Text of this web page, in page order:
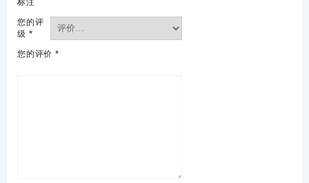
标注
您的评
级 *
您的评价 *